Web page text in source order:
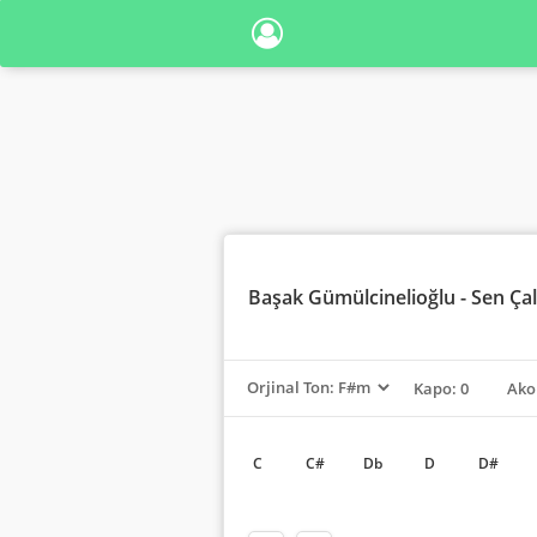
Başak Gümülcinelioğlu - Sen
Kapo: 0
C C# Db D D#